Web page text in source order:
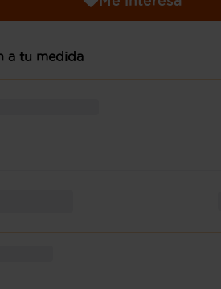
a tu medida